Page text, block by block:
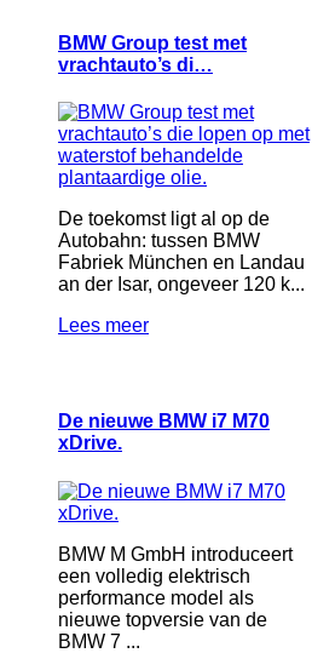
BMW Group test met
vrachtauto’s di…
De toekomst ligt al op de
Autobahn: tussen BMW
Fabriek München en Landau
an der Isar, ongeveer 120 k...
Lees meer
De nieuwe BMW i7 M70
xDrive.
BMW M GmbH introduceert
een volledig elektrisch
performance model als
nieuwe topversie van de
BMW 7 ...